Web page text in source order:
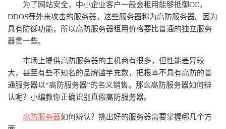
为了网站安全，中小企业客户一般会租用能够抵御CC，
DDOS等外来攻击的服务器，这些服务器称为高防服务器。因为
具有防御功能，所以高防服务器租用价格要比普通的独立服务
器贵一些。
市场上提供高防服务器的主机商有很多，但性能差异较
大，甚至有些不知名的品牌滥竽充数，把根本不具有高防的普
通服务器以“高防服务器”的名义销售。那么高防服务器如何辨
认呢？小编教你正确识别真假高防服务器。
高防服务器如何辨认？挑出好的服务器需要掌握哪几个方